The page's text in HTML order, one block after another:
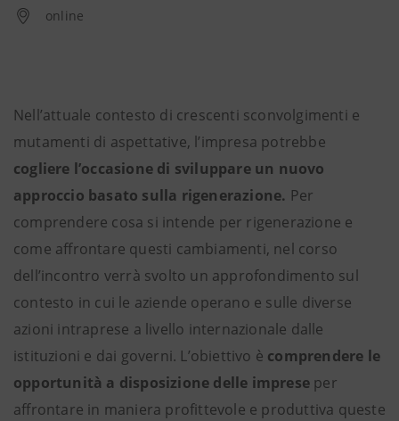
online
Nell’attuale contesto di crescenti sconvolgimenti e
mutamenti di aspettative, l’impresa potrebbe
cogliere l’occasione di sviluppare un nuovo
approccio basato sulla rigenerazione. Per
comprendere cosa si intende per rigenerazione e
come affrontare questi cambiamenti, nel corso
dell’incontro verrà svolto un approfondimento sul
contesto in cui le aziende operano e sulle diverse
azioni intraprese a livello internazionale dalle
istituzioni e dai governi. L’obiettivo è comprendere le
opportunità a disposizione delle imprese per
affrontare in maniera profittevole e produttiva queste